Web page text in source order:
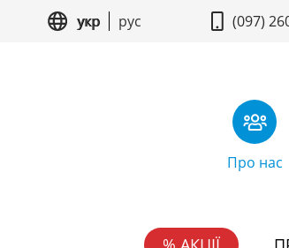
укр рус (097)
Про нас